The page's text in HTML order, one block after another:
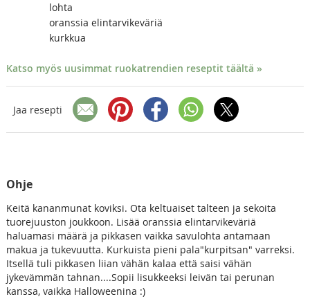
lohta
oranssia elintarvikeväriä
kurkkua
Katso myös uusimmat ruokatrendien reseptit täältä »
Jaa resepti
Ohje
Keitä kananmunat koviksi. Ota keltuaiset talteen ja sekoita
tuorejuuston joukkoon. Lisää oranssia elintarvikeväriä
haluamasi määrä ja pikkasen vaikka savulohta antamaan
makua ja tukevuutta. Kurkuista pieni pala"kurpitsan" varreksi.
Itsellä tuli pikkasen liian vähän kalaa että saisi vähän
jykevämmän tahnan....Sopii lisukkeeksi leivän tai perunan
kanssa, vaikka Halloweenina :)